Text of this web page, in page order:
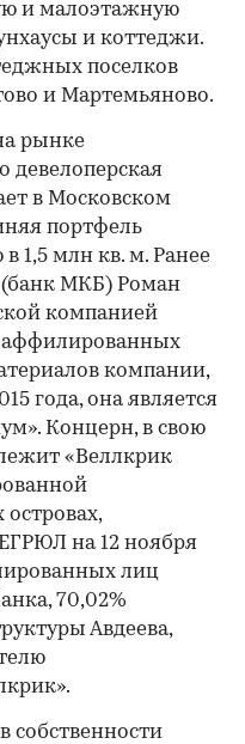
и малоэтажную
и коттеджи.
поселков
и Мартемьяново.
рынке
девелоперская
в Московском
портфель
1,5 млн кв. м. Ранее
(банк МКБ) Роман
компанией
аффилированных
компании,
года, она является
Концерн, в свою
«Веллкрик
на 12 ноября
лиц
70,02%
Авдеева,
собственности